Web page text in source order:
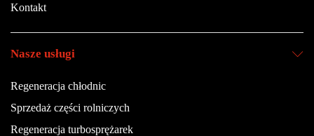
Kontakt
Nasze usługi
Regeneracja chłodnic
Sprzedaż części rolniczych
Regeneracja turbosprężarek